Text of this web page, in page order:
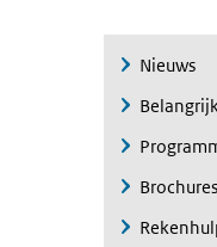
Nieuws